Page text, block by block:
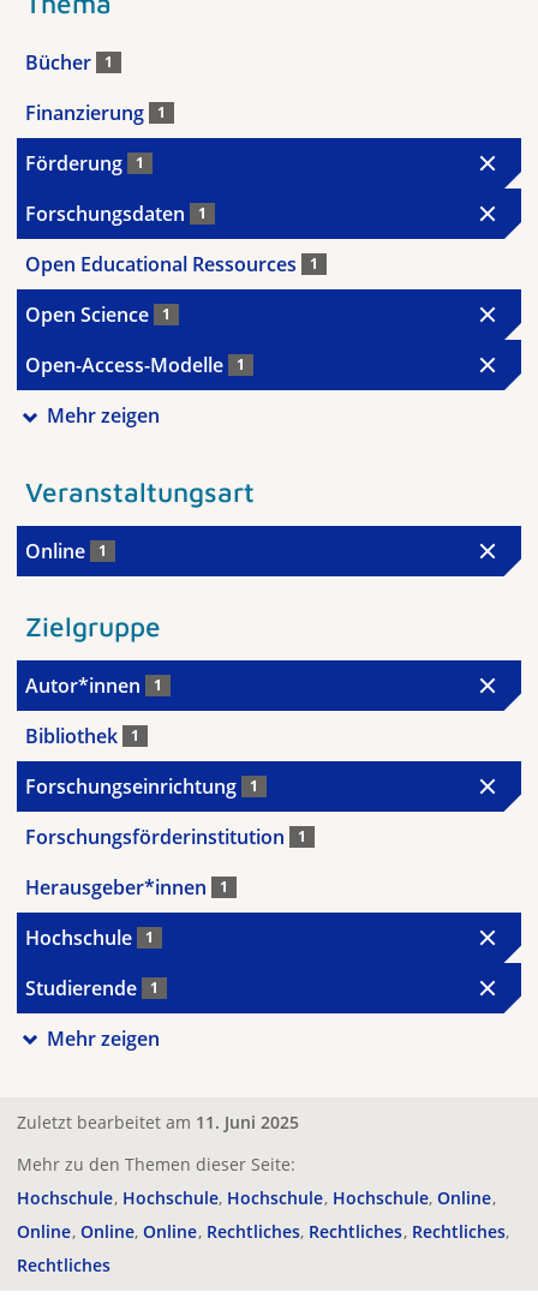
Bücher 1
Finanzierung 1
Förderung 1
Forschungsdaten 1
Open Educational Ressources 1
Open Science 1
Open-Access-Modelle 1
Mehr zeigen
Veranstaltungsart
Online 1
Zielgruppe
Autor*innen 1
Bibliothek 1
Forschungseinrichtung 1
Forschungsförderinstitution 1
Herausgeber*innen 1
Hochschule 1
Studierende 1
Mehr zeigen
Zuletzt bearbeitet am 11. Juni 2025
Mehr zu den Themen dieser Seite:
Hochschule Hochschule Hochschule Hochschule Online
Online Online Online Rechtliches Rechtliches Rechtliches
Rechtliches